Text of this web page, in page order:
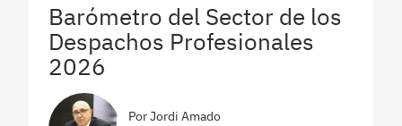
Barómetro del Sector de los
Despachos Profesionales
2026
PorJordi Amado